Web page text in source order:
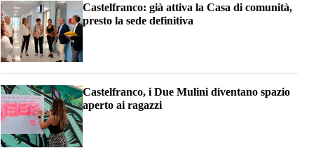
Castelfranco: già attiva la Casa di comunità,
presto la sede definitiva
Castelfranco, i Due Mulini diventano spazio
aperto ai ragazzi